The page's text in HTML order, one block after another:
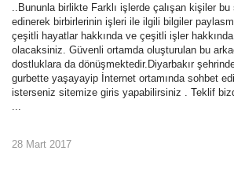
..Bununla birlikte Farklı işlerde çalışan kişiler bu
edinerek birbirlerinin işleri ile ilgili bilgiler
çeşitli hayatlar hakkında ve çeşitli işler
olacaksiniz. Güvenli ortamda oluşturulan bu
dostluklara da dönüşmektedir.Diyarbakır
gurbette yaşayayip İnternet ortamında sohbet
isterseniz sitemize giris yapabilirsiniz . Teklif
...
28 Mart 2017